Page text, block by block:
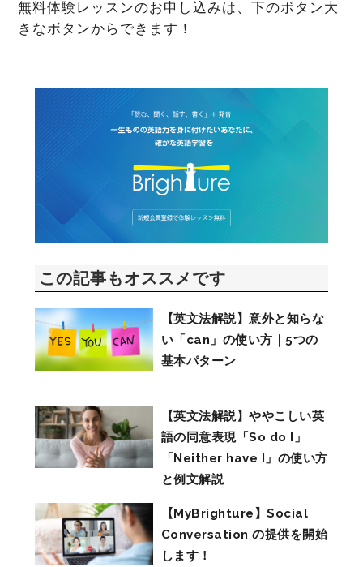
無料体験レッスンのお申し込みは、下のボタン大
きなボタンからできます！
この記事もオススメです
【英文法解説】意外と知らな
い「can」の使い方｜5つの
基本パターン
【英文法解説】ややこしい英
語の同意表現「So do I」
「Neither have I」の使い方
と例文解説
【MyBrighture】Social
Conversation の提供を開始
します！